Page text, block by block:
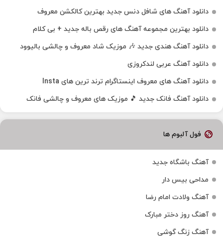
دانلود آهنگ های شافل دنس جدید بهترین کالکشن معروف
دانلود بهترین مجموعه آهنگ های رقص باله جدید + بی کلام
دانلود آهنگ هندی جدید 🎶 موزیک شاد معروف و چالشی بالیوود
دانلود آهنگ عربی لندکروزی
دانلود آهنگ‌ های معروف اینستاگرام ترند ترین های Insta
دانلود آهنگ فانک جدید 🎵 موزیک‌ های معروف و چالشی فانک
فول آلبوم ها
آهنگ باشگاه جدید
مداحی بیس دار
آهنگ ولادت امام رضا
آهنگ روز دختر مبارک
آهنگ زنگ گوشی